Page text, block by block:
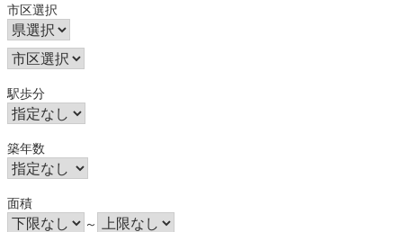
市区選択
駅歩分
築年数
面積
～